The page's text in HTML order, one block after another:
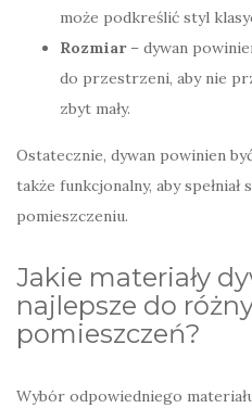
może podkreślić styl
Rozmiar– dywan
do przestrzeni, aby nie
zbyt mały.
Ostatecznie, dywan powinien
także funkcjonalny, aby
pomieszczeniu.
Jakie materiały
najlepsze do
pomieszczeń?
Wybór odpowiedniego